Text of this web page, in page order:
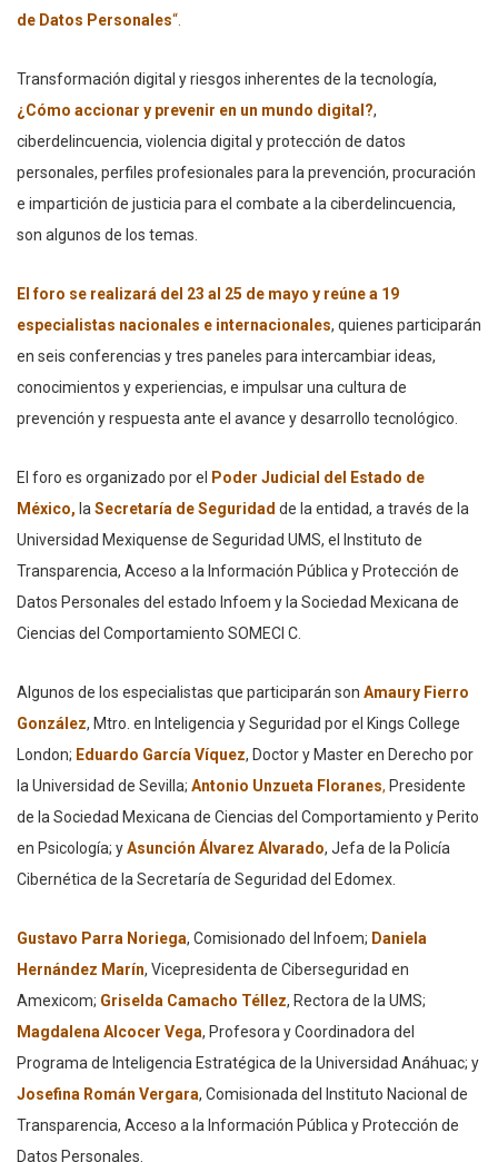
de Datos Personales“.
Transformación digital y riesgos inherentes de la tecnología,
¿Cómo accionar y prevenir en un mundo digital?,
ciberdelincuencia, violencia digital y protección de datos
personales, perfiles profesionales para la prevención, procuración
e impartición de justicia para el combate a la ciberdelincuencia,
son algunos de los temas.
El foro se realizará del 23 al 25 de mayo y reúne a 19
especialistas nacionales e internacionales, quienes participarán
en seis conferencias y tres paneles para intercambiar ideas,
conocimientos y experiencias, e impulsar una cultura de
prevención y respuesta ante el avance y desarrollo tecnológico.
El foro es organizado por el
Poder Judicial del Estado de
México, laSecretaría de Seguridad de la entidad, a través de la
Universidad Mexiquense de Seguridad UMS, el Instituto de
Transparencia, Acceso a la Información Pública y Protección de
Datos Personales del estado Infoem y la Sociedad Mexicana de
Ciencias del Comportamiento SOMECI C.
Algunos de los especialistas que participarán son Amaury Fierro
González, Mtro. en Inteligencia y Seguridad por el Kings College
London; Eduardo García Víquez, Doctor y Master en Derecho por
la Universidad de Sevilla; Antonio Unzueta Floranes, Presidente
de la Sociedad Mexicana de Ciencias del Comportamiento y Perito
en Psicología; yAsunción Álvarez Alvarado, Jefa de la Policía
Cibernética de la Secretaría de Seguridad del Edomex.
Gustavo Parra Noriega, Comisionado del Infoem; Daniela
Hernández Marín, Vicepresidenta de Ciberseguridad en
Amexicom; Griselda Camacho Téllez, Rectora de la UMS;
Magdalena Alcocer Vega, Profesora y Coordinadora del
Programa de Inteligencia Estratégica de la Universidad Anáhuac; y
Josefina Román Vergara, Comisionada del Instituto Nacional de
Transparencia, Acceso a la Información Pública y Protección de
Datos Personales.